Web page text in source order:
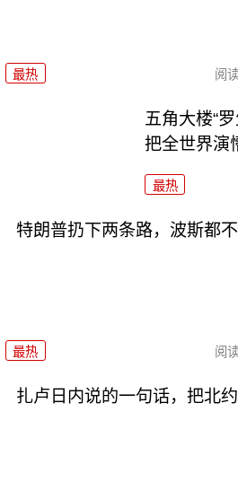
最热 阅
五角大楼“
把全世界演
最热
特朗普扔下两条路，波斯都
最热 阅
扎卢日内说的一句话，把北